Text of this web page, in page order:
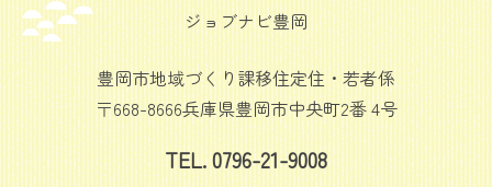
ジョブナビ豊岡
豊岡市地域づくり課移住定住・若者係
〒668-8666兵庫県豊岡市中央町2番 4号
TEL. 0796-21-9008